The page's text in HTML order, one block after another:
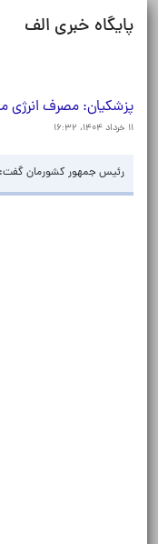
پایگاه خبری الف
پزشکیان: مصرف
۱۱ خرداد ۱۴۰۴، ۱۶:۳۲
رئیس جمهور کشورمان گفت: